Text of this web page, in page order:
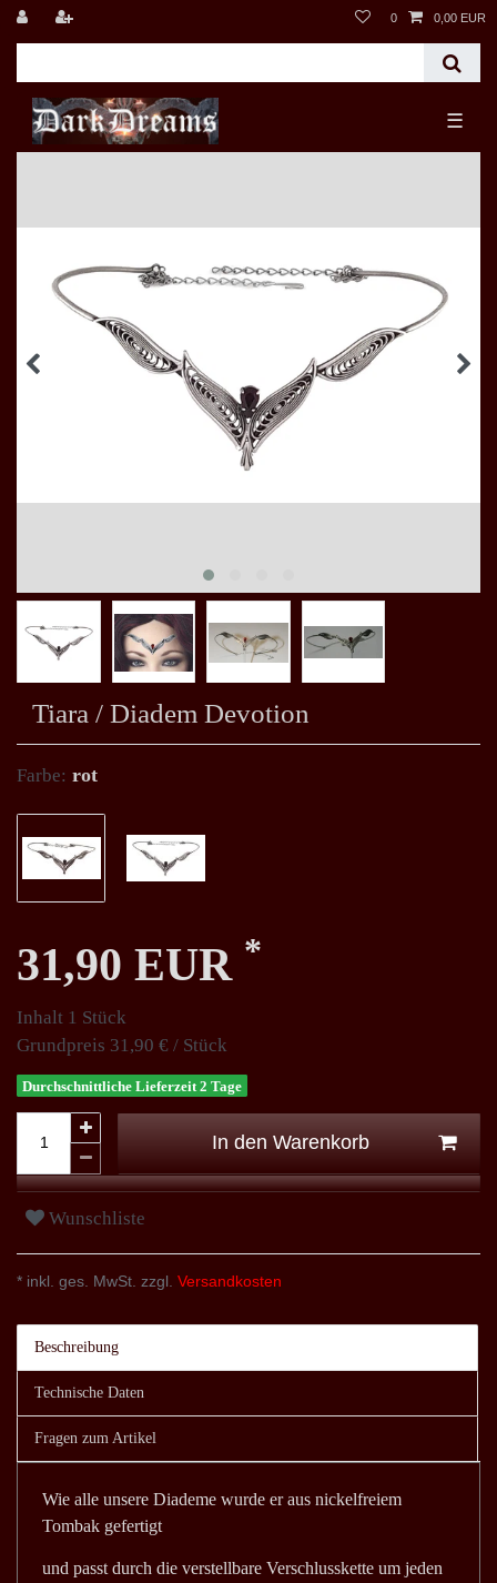
0 0,00 EUR
☰
Tiara / Diadem Devotion
Farbe: rot
31,90 EUR *
Inhalt 1 Stück
Grundpreis 31,90 € / Stück
Durchschnittliche Lieferzeit 2 Tage
In den Warenkorb
Wunschliste
* inkl. ges. MwSt. zzgl. Versandkosten
Beschreibung
Technische Daten
Fragen zum Artikel
Wie alle unsere Diademe wurde er aus nickelfreiem
Tombak gefertigt
und passt durch die verstellbare Verschlusskette um jeden